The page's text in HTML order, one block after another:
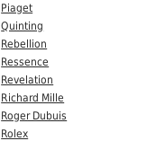
Piaget
Quinting
Rebellion
Ressence
Revelation
Richard Mille
Roger Dubuis
Rolex